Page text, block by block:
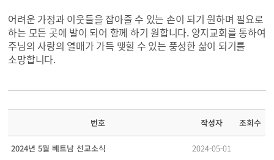
어려운 가정과 이웃들을 잡아줄 수 있는 손이 되기 원하며 필요로
하는 모든 곳에 발이 되어 함께 하기 원합니다. 양지교회를 통하여
주님의 사랑의 열매가 가득 맺힐 수 있는 풍성한 삶이 되기를
소망합니다.
번호 작성자 조회수
2024년 5월 베트남 선교소식 2024-05-01